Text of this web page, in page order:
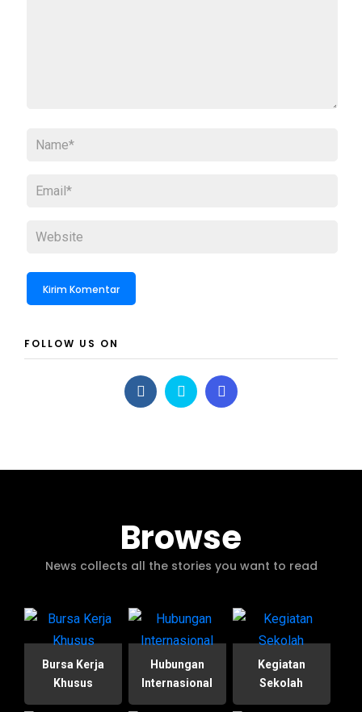
FOLLOW US ON
Browse
News collects all the stories you want to read
Bursa Kerja
Khusus
Hubungan
Internasional
Kegiatan
Sekolah